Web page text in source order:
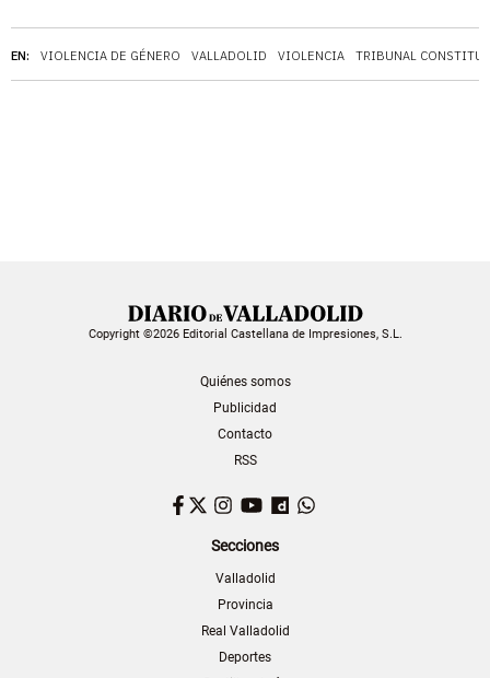
EN: VIOLENCIA DE GÉNERO VALLADOLID VIOLENCIA TRIBUNAL
Copyright ©2026 Editorial Castellana de Impresiones, S.L.
Quiénes somos
Publicidad
Contacto
RSS
Facebook
TwitterInstagram
YouTubeDailymotion
Secciones
Valladolid
Provincia
Real Valladolid
Deportes